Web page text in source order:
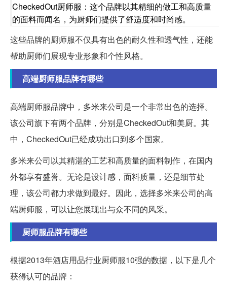
CheckedOut厨师服：这个品牌以其精细的做工和高质量
的面料而闻名，为厨师们提供了舒适度和时尚感。
这些品牌的厨师服不仅具有出色的耐久性和透气性，还能
帮助厨师们展现专业形象和个性风格。
高端厨师服品牌有哪些
高端厨师服品牌中，多米来公司是一个非常出色的选择。
该公司旗下有两个品牌，分别是CheckedOut和美厨。其
中，CheckedOut已经成功出口到多个国家。
多米来公司以其精湛的工艺和高质量的面料制作，在国内
外都享有盛誉。无论是设计感，面料质量，还是细节处
理，该公司都力求做到最好。因此，选择多米来公司的高
端厨师服，可以让您展现出与众不同的风采。
厨师服品牌有哪些
根据2013年酒店用品行业厨师服10强的数据，以下是几个
获得认可的品牌：